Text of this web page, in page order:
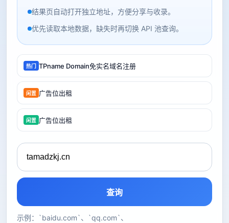
结果页自动打开独立地址，方便分享与收录。
优先读取本地数据，缺失时再切换 API 池查询。
热门 TPname Domain免实名域名注册
闲置 广告位出租
闲置 广告位出租
查询
示例：`baidu.com`、`qq.com`、